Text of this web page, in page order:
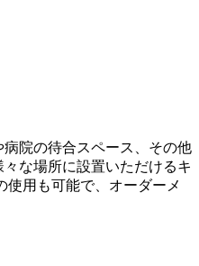
院の待合スペース、その他
な場所に設置いただけるキ
使用も可能で、オーダーメ